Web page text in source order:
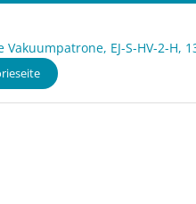
Vakuumpatrone, EJ-S-HV-2-H,